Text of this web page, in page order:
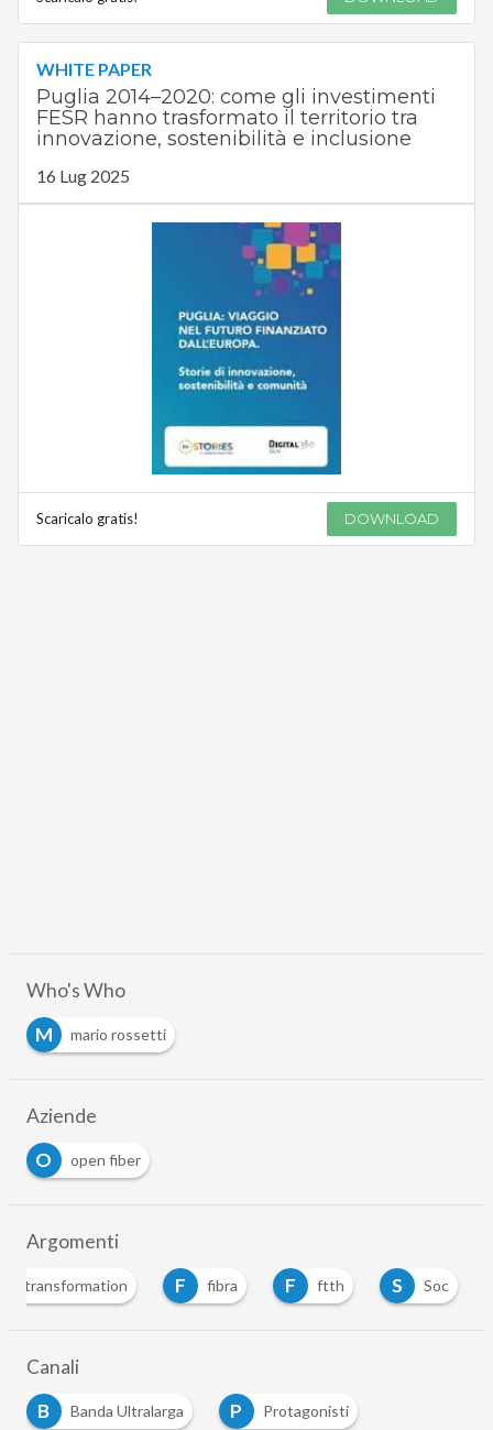
WHITE PAPER
Puglia 2014–2020: come gli investimenti
FESR hanno trasformato il territorio tra
innovazione, sostenibilità e inclusione
16 Lug 2025
Scaricalo gratis! DOWNLOAD
Who's Who
M
mario rossetti
Aziende
O
open fiber
Argomenti
transformation F fibra F ftth S Soc
Canali
B
Banda Ultralarga P Protagonisti